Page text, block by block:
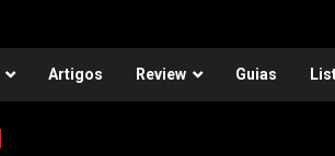
Artigos Review Guias